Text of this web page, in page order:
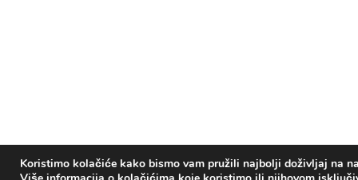
Koristimo kolačiće kako bismo vam pružili najbolji doživljaj na